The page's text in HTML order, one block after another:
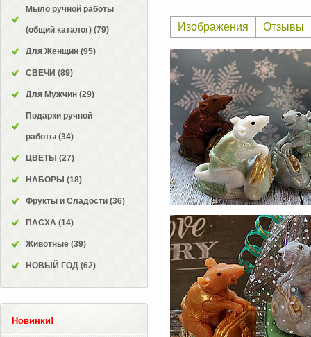
Изображения Отзывы
Мыло ручной работы
(общий каталог) (79)
Для Женщин (95)
СВЕЧИ (89)
Для Мужчин (29)
Подарки ручной
работы (34)
ЦВЕТЫ (27)
НАБОРЫ (18)
Фрукты и Сладости (36)
ПАСХА (14)
Животные (39)
НОВЫЙ ГОД (62)
Новинки!